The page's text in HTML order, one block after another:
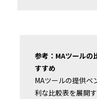
参考：MAツール
すすめ
MAツールの提供ベ
利な比較表を展開